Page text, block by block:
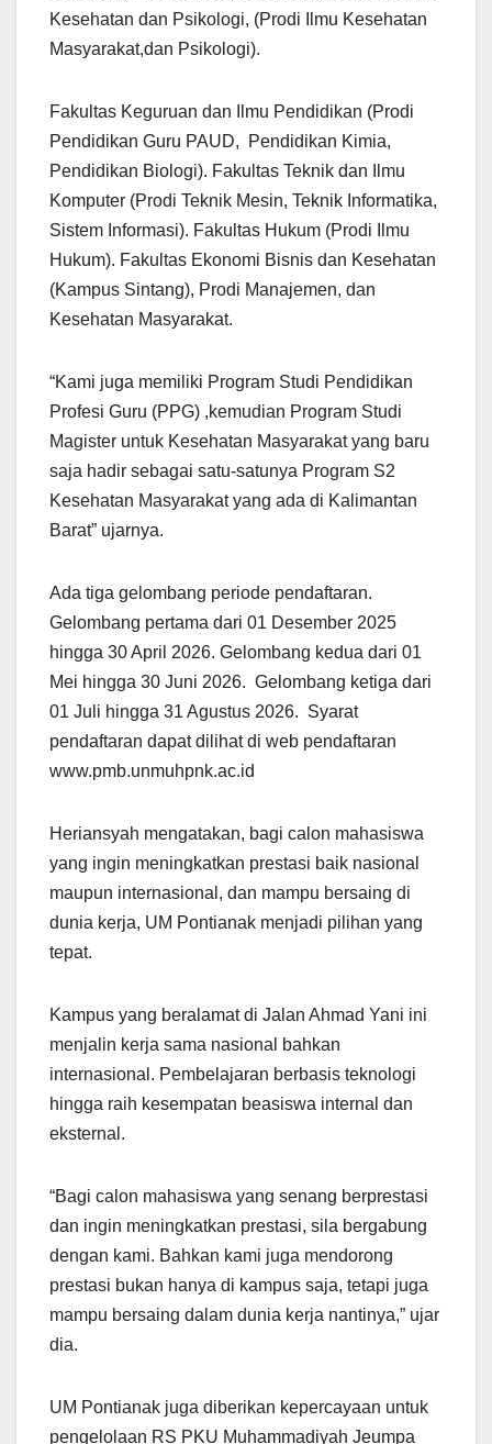
Kesehatan dan Psikologi, (Prodi Ilmu Kesehatan
Masyarakat,dan Psikologi).
Fakultas Keguruan dan Ilmu Pendidikan (Prodi
Pendidikan Guru PAUD, Pendidikan Kimia,
Pendidikan Biologi). Fakultas Teknik dan Ilmu
Komputer (Prodi Teknik Mesin, Teknik Informatika,
Sistem Informasi). Fakultas Hukum (Prodi Ilmu
Hukum). Fakultas Ekonomi Bisnis dan Kesehatan
(Kampus Sintang), Prodi Manajemen, dan
Kesehatan Masyarakat.
“Kami juga memiliki Program Studi Pendidikan
Profesi Guru (PPG) ,kemudian Program Studi
Magister untuk Kesehatan Masyarakat yang baru
saja hadir sebagai satu-satunya Program S2
Kesehatan Masyarakat yang ada di Kalimantan
Barat” ujarnya.
Ada tiga gelombang periode pendaftaran.
Gelombang pertama dari 01 Desember 2025
hingga 30 April 2026. Gelombang kedua dari 01
Mei hingga 30 Juni 2026. Gelombang ketiga dari
01 Juli hingga 31 Agustus 2026. Syarat
pendaftaran dapat dilihat di web pendaftaran
www.pmb.unmuhpnk.ac.id
Heriansyah mengatakan, bagi calon mahasiswa
yang ingin meningkatkan prestasi baik nasional
maupun internasional, dan mampu bersaing di
dunia kerja, UM Pontianak menjadi pilihan yang
tepat.
Kampus yang beralamat di Jalan Ahmad Yani ini
menjalin kerja sama nasional bahkan
internasional. Pembelajaran berbasis teknologi
hingga raih kesempatan beasiswa internal dan
eksternal.
“Bagi calon mahasiswa yang senang berprestasi
dan ingin meningkatkan prestasi, sila bergabung
dengan kami. Bahkan kami juga mendorong
prestasi bukan hanya di kampus saja, tetapi juga
mampu bersaing dalam dunia kerja nantinya,” ujar
dia.
UM Pontianak juga diberikan kepercayaan untuk
pengelolaan RS PKU Muhammadiyah Jeumpa